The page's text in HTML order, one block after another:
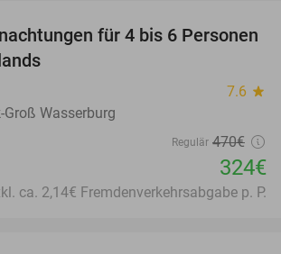
31%
für 4 bis 6 Personen
7.6 star
Wasserburg
Regulär 470€
324€
ca. 2,14€ Fremdenverkehrsabgabe p. P.